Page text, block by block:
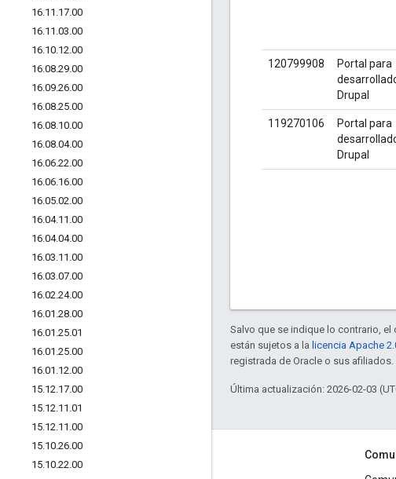
16.11 .17.00
16.11 .03.00
16.10.12.00
16.08.29.00
16.09.26.00
16.08.25.00
16.08.10.00
16.08.04.00
16.06.22.00
16.06.16.00
16.05.02.00
16.04.11 .00
16.04.04.00
16.03.11 .00
16.03.07.00
16.02.24.00
16.01 .28.00
16.01 .25.01
16.01 .25.00
16.01 .12.00
15.12.17.00
15.12.11 .01
15.12.11 .00
15.10.26.00
15.10.22.00
120799908
Portal para
Drupal
119270106
Portal para
Drupal
Salvo que se indique lo contrario,
están sujetos a la licencia Apache
registrada de Oracle o sus afiliados.
Última actualización: 2026-02-03